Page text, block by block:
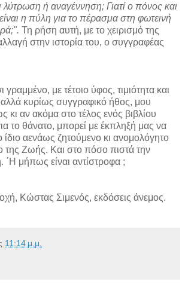
λύτρωση ή αναγέννηση; Γιατί ο πόνος και
η πύλη για το πέρασμα στη φωτεινή
Τη ρήση αυτή, με το χειρισμό της
στην ιστορία του, ο συγγραφέας
γραμμένο, με τέτοιο ύφος, τιμιότητα και
κυρίως συγγραφικό ήθος, μου
κι αν ακόμα στο τέλος ενός βιβλίου
το θάνατο, μπορεί με έκπληξή μας να
ίδιο αενάως ζητούμενο κι ανομολόγητο
της Ζωής. Και στο πόσο πιστά την
΄Η μήπως είναι αντίστροφα ;
Κώστας Σιμενός, εκδόσεις άνεμος.
11:14 μ.μ.